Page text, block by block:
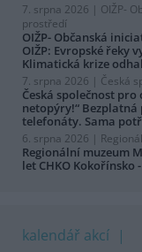
7. srpna 2026 | OIŽP-
prostředí
OIŽP- Občanská
OIŽP: Evropské řeky
Klimatická krize
7. srpna 2026 | Česká
Česká společnost
netopýry!“ Bezplatná
telefonáty. Sama
6. srpna 2026 |
Regionální muzeum
let CHKO Kokořínsko
kalendář akcí